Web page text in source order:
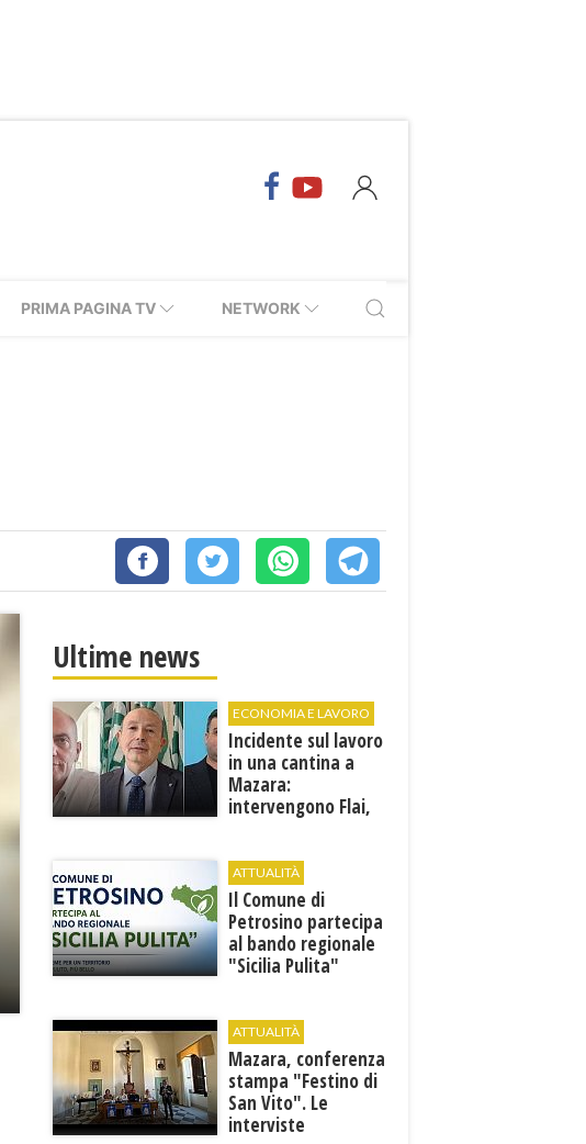
PRIMA PAGINA TV NETWORK
Ultime news
ECONOMIA E LAVORO
Incidente sul lavoro
in una cantina a
Mazara:
intervengono Flai,
ATTUALITÀ
​Il Comune di
Petrosino partecipa
al bando regionale
"Sicilia Pulita"
ATTUALITÀ
Mazara, conferenza
stampa "Festino di
San Vito". Le
interviste